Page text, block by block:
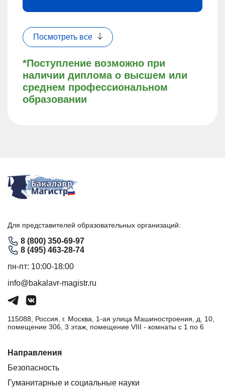
*Поступление возможно при
наличии диплома о высшем или
среднем профессиональном
образовании
Посмотреть все
Для представителей образовательных организаций:
8 (800) 350-69-97
8 (495) 463-28-74
пн-пт: 10:00-18:00
info@bakalavr-magistr.ru
115088, Россия, г. Москва, 1-ая улица Машиностроения, д. 10,
помещение 306, 3 этаж, помещение VIII - комнаты с 1 по 6
Направления
Безопасность
Гуманитарные и социальные науки